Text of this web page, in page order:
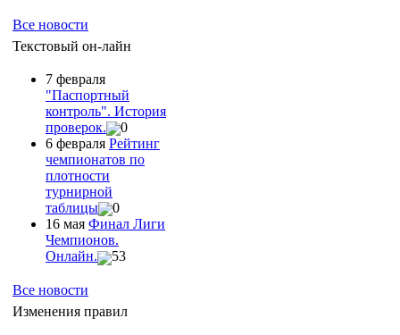
Все новости
Текстовый он-лайн
7 февраля
"Паспортный
контроль". История
проверок.
0
6 февраля Рейтинг
чемпионатов по
плотности
турнирной
таблицы
0
16 мая Финал Лиги
Чемпионов.
Онлайн.
53
Все новости
Изменения правил